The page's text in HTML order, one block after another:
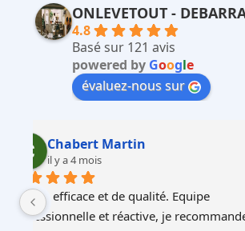
ONLEVETOUT -
4.8
Basé sur 121 avis
powered by Google
évaluez-nous sur
Martin Faliu
il y a 4 mois
Service au top, devis ultra rapide et
équipes professionnelles et